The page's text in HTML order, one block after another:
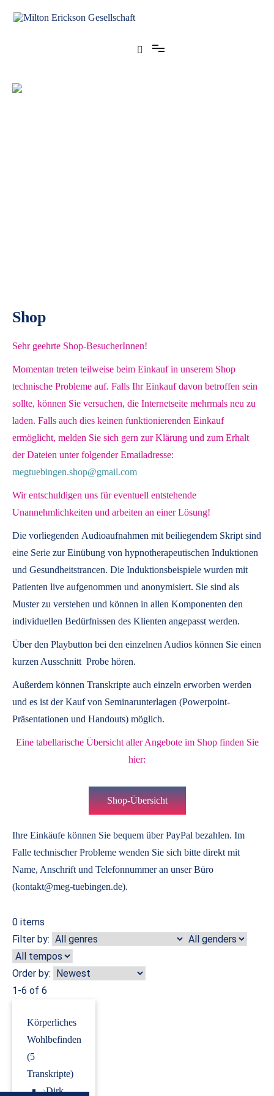
Shop
Sehr geehrte Shop-BesucherInnen!
Momentan treten teilweise beim Einkauf in unserem Shop
technische Probleme auf. Falls Ihr Einkauf davon betroffen sein
sollte, können Sie versuchen, die Internetseite mehrmals neu zu
laden. Falls auch dies keinen funktionierenden Einkauf
ermöglicht, melden Sie sich gern zur Klärung und zum Erhalt
der Dateien unter folgender Emailadresse:
megtuebingen.shop@gmail.com
Wir entschuldigen uns für eventuell entstehende
Unannehmlichkeiten und arbeiten an einer Lösung!
Die vorliegenden Audioaufnahmen mit beiliegendem Skript sind
eine Serie zur Einübung von hypnotherapeutischen Induktionen
und Gesundheitstrancen. Die Induktionsbeispiele wurden mit
Patienten live aufgenommen und anonymisiert. Sie sind als
Muster zu verstehen und können in allen Komponenten den
individuellen Bedürfnissen des Klienten angepasst werden.
Über den Playbutton bei den einzelnen Audios können Sie einen
kurzen Ausschnitt Probe hören.
Außerdem können Transkripte auch einzeln erworben werden
und es ist der Kauf von Seminarunterlagen (Powerpoint-
Präsentationen und Handouts) möglich.
Eine tabellarische Übersicht aller Angebote im Shop finden Sie
hier:
Shop-Übersicht
Ihre Einkäufe können Sie bequem über PayPal bezahlen. Im
Falle technischer Probleme wenden Sie sich bitte direkt mit
Name, Anschrift und Telefonnummer an unser Büro
(kontakt@meg-tuebingen.de).
0 items
Filter by:
Order by:
1-6 of 6
Körperliches
Wohlbefinden
(5
Transkripte)
›Dirk